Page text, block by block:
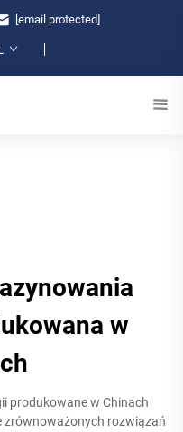
[email protected]
w
produkowane w Chinach
zrównoważonych rozwiązań